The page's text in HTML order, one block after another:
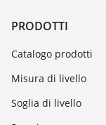
PRODOTTI
Catalogo prodotti
Misura di livello
Soglia di livello